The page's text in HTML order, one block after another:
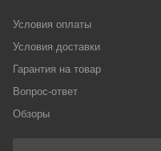
Условия оплаты
Условия доставки
Гарантия на товар
Вопрос-ответ
Обзоры